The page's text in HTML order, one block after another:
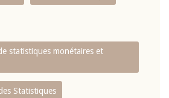
statistiques monétaires et
Statistiques